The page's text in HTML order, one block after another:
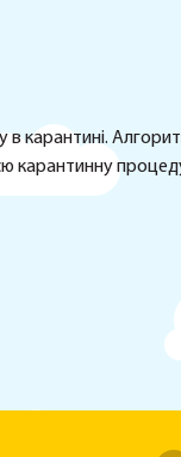
в карантині.
карантинну